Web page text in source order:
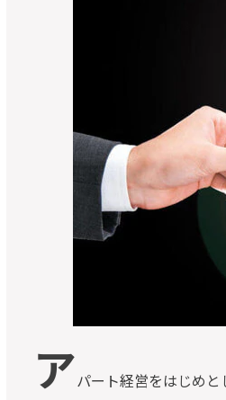
アパート経営をはじめと